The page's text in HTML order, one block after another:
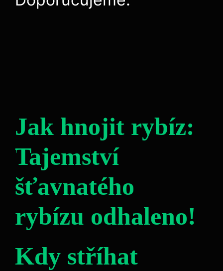
Jak hnojit rybíz:
Tajemství
šťavnatého
rybízu odhaleno!
Kdy stříhat